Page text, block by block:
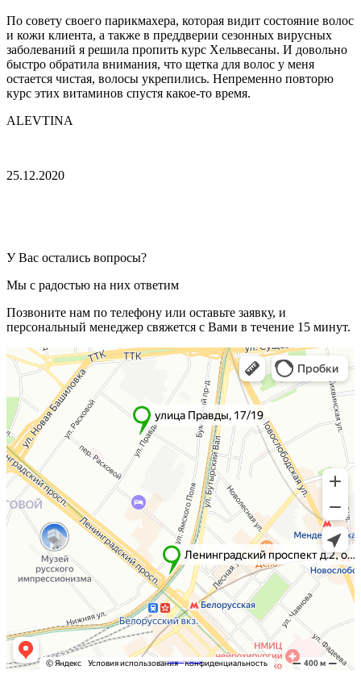
По совету своего парикмахера, которая видит состояние волос
и кожи клиента, а также в преддверии сезонных вирусных
заболеваний я решила пропить курс Хельвесаны. И довольно
быстро обратила внимания, что щетка для волос у меня
остается чистая, волосы укрепились. Непременно повторю
курс этих витаминов спустя какое-то время.
ALEVTINA
25.12.2020
У Вас остались вопросы?
Мы с радостью на них ответим
Позвоните нам по телефону или оставьте заявку, и
персональный менеджер свяжется с Вами в течение 15 минут.
Powered by Embedgooglemaps DE& Web traffic Geeks